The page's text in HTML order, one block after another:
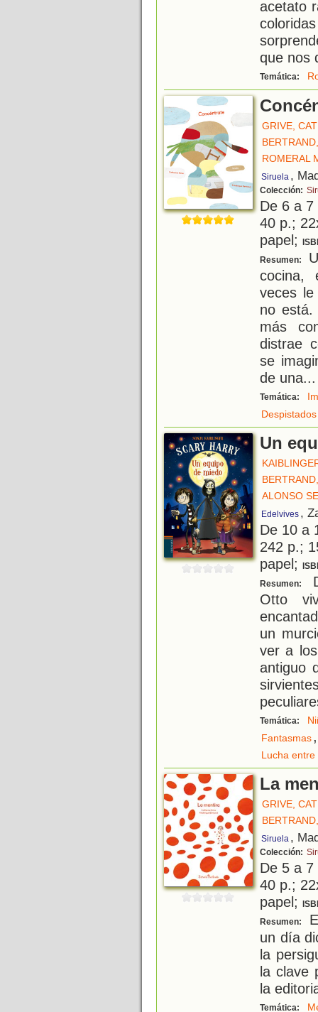
acetato
que nos
Temática:
GRIVE,
ROMERAL
Siruela ,
Colección:
De 6 a
40 p.;
papel;
Resumen:
cocina,
veces
no está.
más
distrae
se
de una...
Temática:
Despistados
Un
ALONSO
Edelvives ,
De 10 a
242 p.;
papel;
Resumen:
Otto
un
ver a
antiguo
Temática:
Fantasmas,
Lucha entre
La
GRIVE,
Siruela ,
Colección:
De 5 a
40 p.;
papel;
Resumen:
un día
la
la clave
la
Temática: